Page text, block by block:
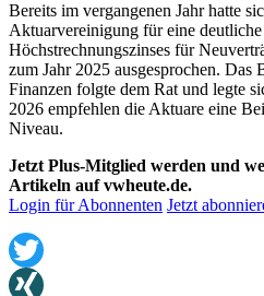
Bereits im vergangenen Jahr hatte
Aktuarvereinigung für eine
Höchstrechnungszinses für
zum Jahr 2025 ausgesprochen. Das
Finanzen folgte dem Rat und legte
2026 empfehlen die Aktuare eine
Niveau.
Jetzt Plus-Mitglied werden und
Artikeln auf vwheute.de.
Login für Abonnenten Jetzt
Twitter